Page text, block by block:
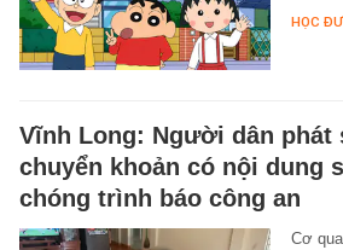
HỌC
Vĩnh Long: Người dân phát
chuyển khoản có nội dung
chóng trình báo công an
Cơ